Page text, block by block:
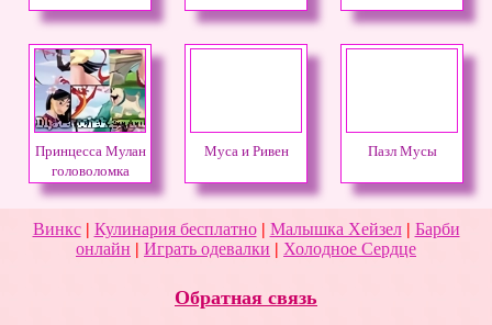
Принцесса Мулан
головоломка
Муса и Ривен Пазл Мусы
Винкс| Кулинария бесплатно| Малышка Хейзел| Барби
онлайн | Играть одевалки | Холодное Сердце
Обратная связь